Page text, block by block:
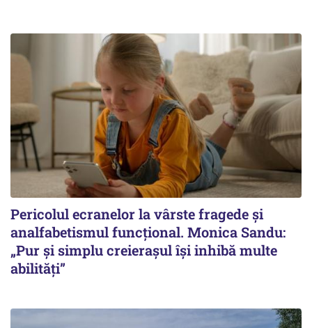
Pericolul ecranelor la vârste fragede și
analfabetismul funcțional. Monica Sandu:
„Pur și simplu creierașul își inhibă multe
abilități”